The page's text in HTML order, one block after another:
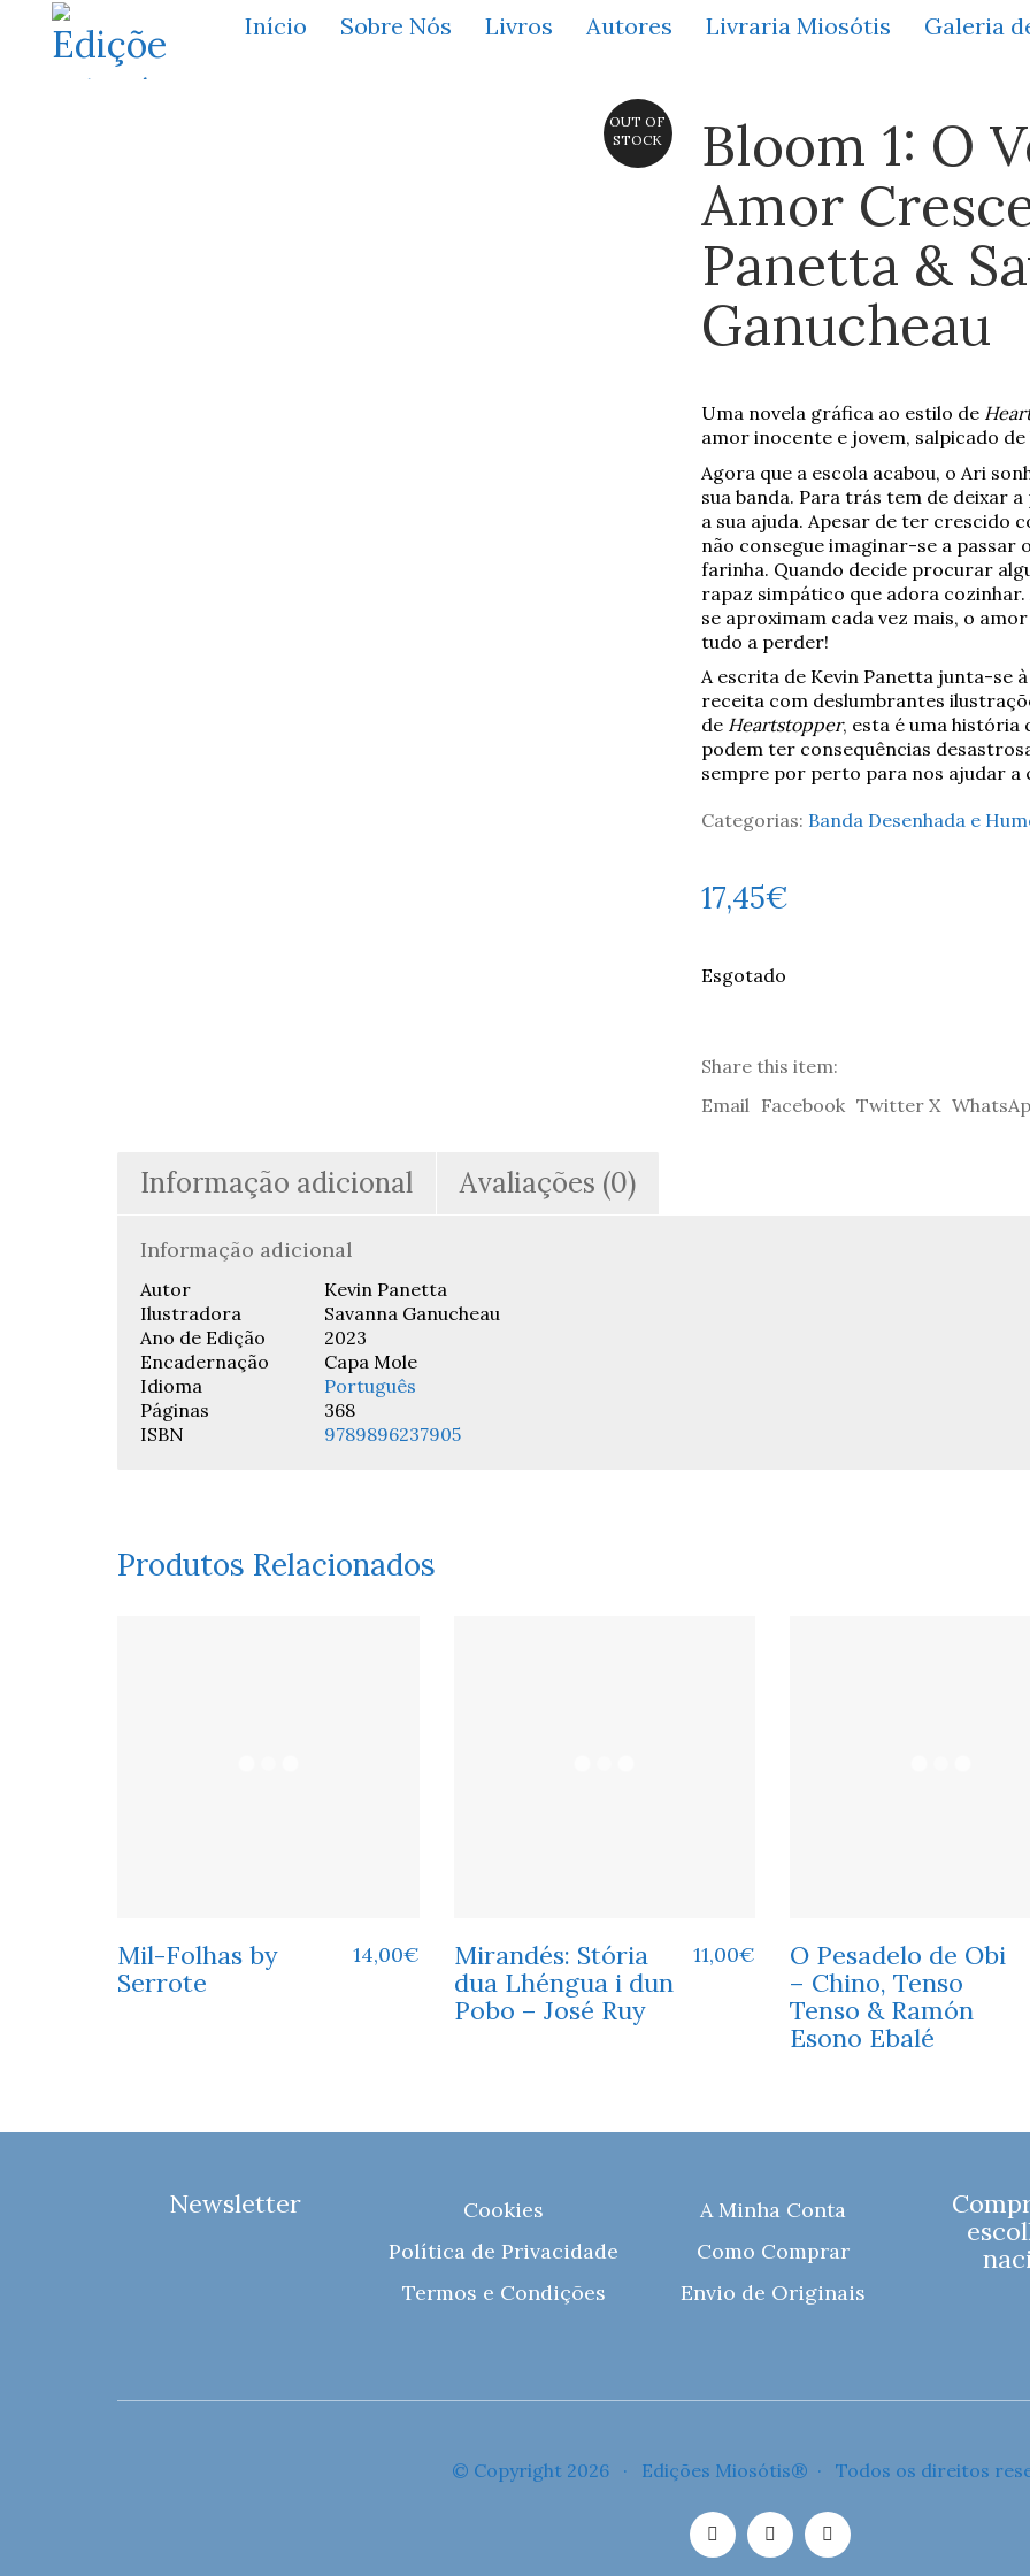
Início Sobre Nós Livros Autores Livraria Miosótis Galeria
OUT OF
STOCK
Bloom 1: O
Amor
Panetta &
Ganucheau
Uma novela gráfica ao estilo de
amor inocente e jovem, salpicado
Agora que a escola acabou, o Ari
sua banda. Para trás tem de deixar
a sua ajuda. Apesar de ter crescido
não consegue imaginar-se a passar
farinha. Quando decide procurar
rapaz simpático que adora
se aproximam cada vez mais, o
tudo a perder!
A escrita de Kevin Panetta junta-se
receita com deslumbrantes
de Heartstopper, esta é uma história
podem ter consequências
sempre por perto para nos ajudar a
Categorias: Banda Desenhada e
17,45€
Esgotado
Share this item:
Email Facebook Twitter X
Informação adicional Avaliações (0)
Informação adicional
Autor
Kevin Panetta
Ilustradora
Savanna Ganucheau
Ano de Edição
2023
Encadernação
Capa Mole
Idioma
Português
Páginas
368
ISBN
9789896237905
Produtos Relacionados
Mil-Folhas by
Serrote
14,00€
Mirandés: Stória
dua Lhéngua i dun
Pobo – José Ruy
11,00€
O Pesadelo de Obi
– Chino, Tenso
Tenso & Ramón
Esono Ebalé
Newsletter
Cookies
Política de Privacidade
Termos e Condições
A Minha Conta
Como Comprar
Envio de Originais
© Copyright 2026 · Edições Miosótis® · Todos os direitos